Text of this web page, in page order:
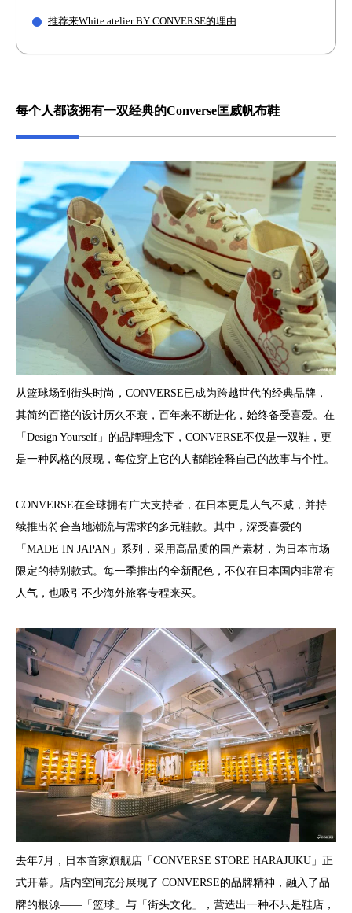
推荐来White atelier BY CONVERSE的理由
每个人都该拥有一双经典的Converse匡威帆布鞋
从篮球场到街头时尚，CONVERSE已成为跨越世代的经典品牌，
其简约百搭的设计历久不衰，百年来不断进化，始终备受喜爱。在
「Design Yourself」的品牌理念下，CONVERSE不仅是一双鞋，更
是一种风格的展现，每位穿上它的人都能诠释自己的故事与个性。
CONVERSE在全球拥有广大支持者，在日本更是人气不减，并持
续推出符合当地潮流与需求的多元鞋款。其中，深受喜爱的
「MADE IN JAPAN」系列，采用高品质的国产素材，为日本市场
限定的特别款式。每一季推出的全新配色，不仅在日本国内非常有
人气，也吸引不少海外旅客专程来买。
去年7月，日本首家旗舰店「CONVERSE STORE HARAJUKU」正
式开幕。店内空间充分展现了 CONVERSE的品牌精神，融入了品
牌的根源——「篮球」与「街头文化」，营造出一种不只是鞋店，